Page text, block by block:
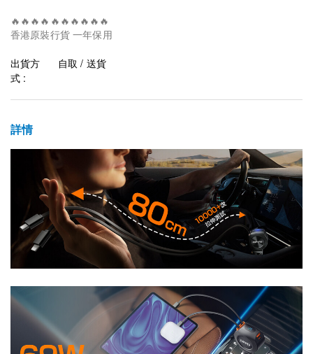
🔥🔥🔥🔥🔥🔥🔥🔥🔥🔥
香港原裝行貨 一年保用
出貨方
式 :
自取 / 送貨
詳情